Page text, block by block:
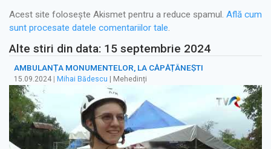
Acest site folosește Akismet pentru a reduce spamul. Află cum
sunt procesate datele comentariilor tale.
Alte stiri din data: 15 septembrie 2024
AMBULANȚA MONUMENTELOR, LA CĂPĂȚÂNEȘTI
15.09.2024 Mihai Bădescu | Mehedinți